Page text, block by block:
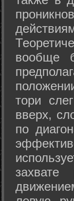
вообще
тори
вверх,
по